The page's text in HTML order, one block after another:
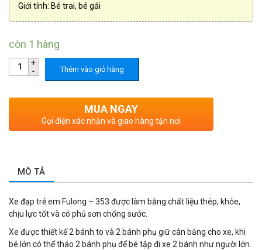
Giới tính: Bé trai, bé gái
còn 1 hàng
Thêm vào giỏ hàng
MUA NGAY
Gọi điện xác nhận và giao hàng tận nơi
MÔ TẢ
Xe đạp trẻ em Fulong – 353 được làm bằng chất liệu thép, khỏe,
chịu lực tốt và có phủ sơn chống sước.
Xe được thiết kế 2 bánh to và 2 bánh phụ giữ cân bằng cho xe, khi
bé lớn có thể tháo 2 bánh phụ để bé tập đi xe 2 bánh như người lớn.